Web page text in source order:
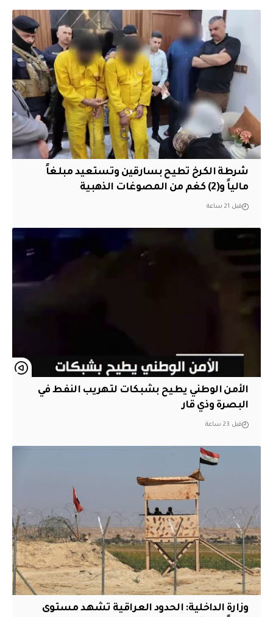
شرطة الكرخ تطيح بسارقين وتستعيد مبلغاً
مالياً و(2) كغم من المصوغات الذهبية
قبل 21 ساعة
الأمن الوطني يطيح بشبكات لتهريب النفط في
البصرة وذي قار
قبل 23 ساعة
وزارة الداخلية: الحدود العراقية تشهد مستوى